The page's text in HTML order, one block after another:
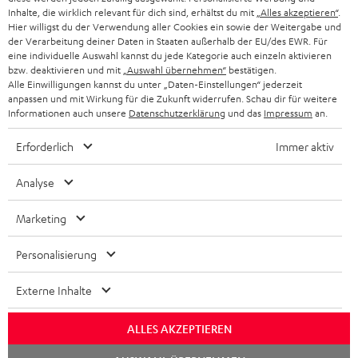
BLUETOOTH-LAUTSPRECHER
KOPFHÖRER
BLUETOOTH-KOPFHÖRER
PARTNERPROGRAMM
BLOG
NEWSLETTER
DEINE VORTEILE BEI TEUFEL
TEUFEL STORY
UNSER MANAGEMENT
NACHHALTIGKEIT
UNSERE WERTE
BILDUNGSRABATT
SCHWEIZ
NIEDERLANDE
BELGIEN
FRANKREICH
SPANIEN
Technische Änderungen, Tippfehler und Irrtum vorbehalten. Das auf unseren
Fotos abgebildete Zubehör ist nicht im Lieferumfang enthalten. Etwaige
Entsorgungsgebühren für Batterien sind im Preis inbegriffen.
Inhalte, die wirklich relevant für dich sind, erhältst du mit „Alles akzeptieren“.
Hier willigst du der Verwendung aller Cookies ein sowie der Weitergabe und
der Verarbeitung deiner Daten in Staaten außerhalb der EU/des EWR. Für
eine individuelle Auswahl kannst du jede Kategorie auch einzeln aktivieren
bzw. deaktivieren und mit „Auswahl übernehmen“ bestätigen.
Alle Einwilligungen kannst du unter „Daten-Einstellungen“ jederzeit
anpassen und mit Wirkung für die Zukunft widerrufen. Schau dir für weitere
Informationen auch unsere Datenschutzerklärung und das Impressum an.
Erforderlich Immer aktiv
Analyse
Marketing
Personalisierung
Externe Inhalte
ALLES AKZEPTIEREN